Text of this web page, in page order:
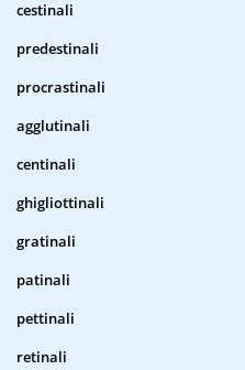
cestinali
predestinali
procrastinali
agglutinali
centinali
ghigliottinali
gratinali
patinali
pettinali
retinali